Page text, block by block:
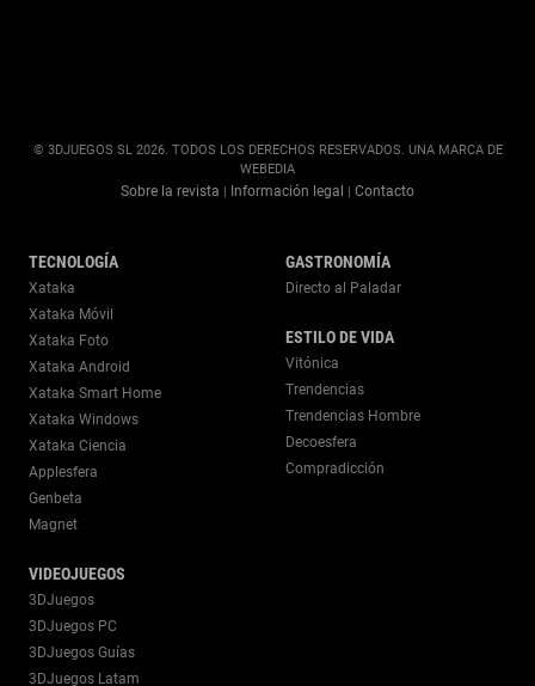
© 3DJUEGOS SL 2026. TODOS LOS DERECHOS RESERVADOS. UNA MARCA DE
WEBEDIA
Sobre la revista Información legal Contacto
TECNOLOGÍA
Xataka
Xataka Móvil
Xataka Foto
Xataka Android
Xataka Smart Home
Xataka Windows
Xataka Ciencia
Applesfera
Genbeta
Magnet
VIDEOJUEGOS
3DJuegos
3DJuegos PC
3DJuegos Guías
3DJuegos Latam
GASTRONOMÍA
Directo al Paladar
ESTILO DE VIDA
Vitónica
Trendencias
Trendencias Hombre
Decoesfera
Compradicción